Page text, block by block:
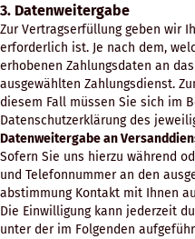
3. Datenweitergabe
Zur Vertragserfüllung geben wir
erforderlich ist. Je nach dem,
erhobenen Zahlungsdaten an
ausgewählten Zahlungsdienst.
diesem Fall müssen Sie sich im
Datenschutzerklärung des
Datenweitergabe an
Sofern Sie uns hierzu während
und Telefonnummer an den
abstimmung Kontakt mit Ihnen
Die Einwilligung kann jederzeit
unter der im Folgenden